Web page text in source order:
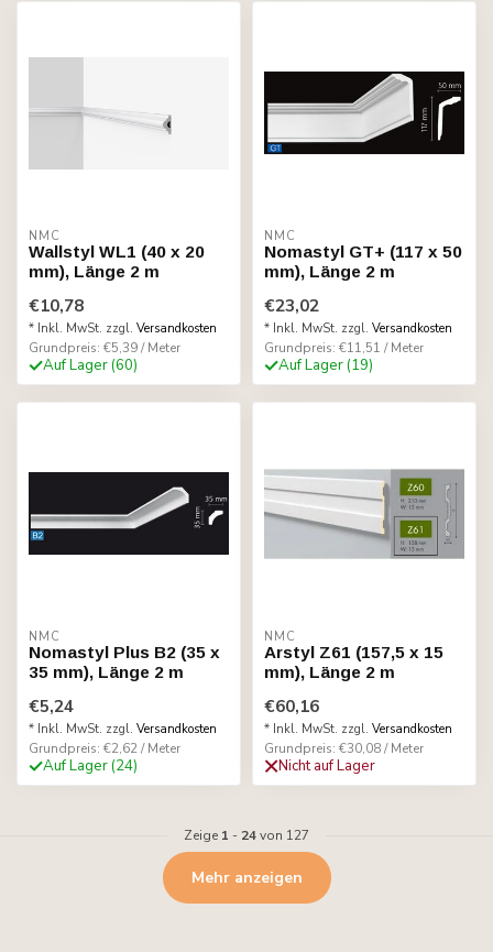
NMC
Wallstyl WL1 (40 x 20
mm), Länge 2 m
€10,78
* Inkl. MwSt. zzgl. Versandkosten
Grundpreis: €5,39 / Meter
Auf Lager (60)
NMC
Nomastyl GT+ (117 x 50
mm), Länge 2 m
€23,02
* Inkl. MwSt. zzgl. Versandkosten
Grundpreis: €11,51 / Meter
Auf Lager (19)
NMC
Nomastyl Plus B2 (35 x
35 mm), Länge 2 m
€5,24
* Inkl. MwSt. zzgl. Versandkosten
Grundpreis: €2,62 / Meter
Auf Lager (24)
NMC
Arstyl Z61 (157,5 x 15
mm), Länge 2 m
€60,16
* Inkl. MwSt. zzgl. Versandkosten
Grundpreis: €30,08 / Meter
Nicht auf Lager
Zeige 1 - 24von 127
Mehr anzeigen